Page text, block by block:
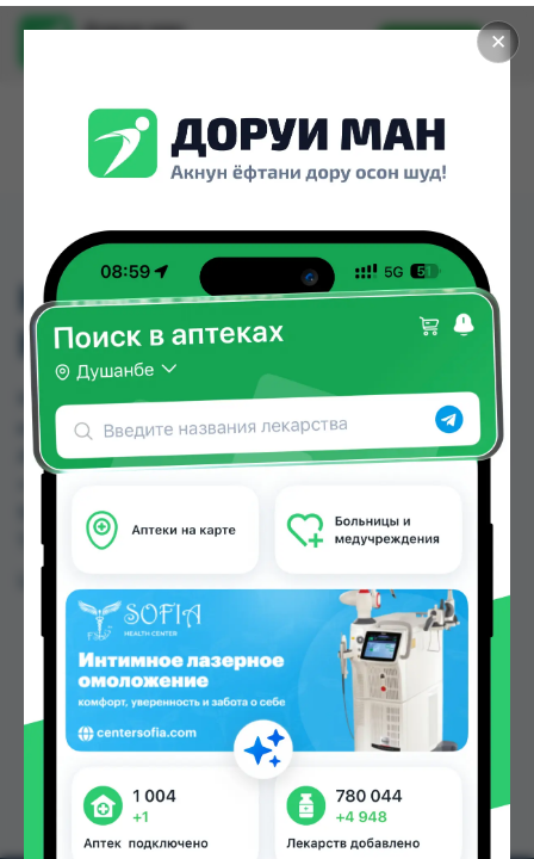
✕
Доруи ман
Установить
КАЛИКОРД 850 ФОРТЕ
КАПС№15
КАЛИКОРД 850 ФОРТЕ КАПС№15 можно купить
или заказать в аптеках, Абубакри Карим,
Авиценна, АЗИЗ ВАКО , Алишер-К, Амирӣ, Аптека
92.00 TJS в Душанбе и других городах
Таджикистана